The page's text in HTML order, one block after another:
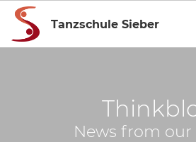
Tanzschule Sieber
News from our